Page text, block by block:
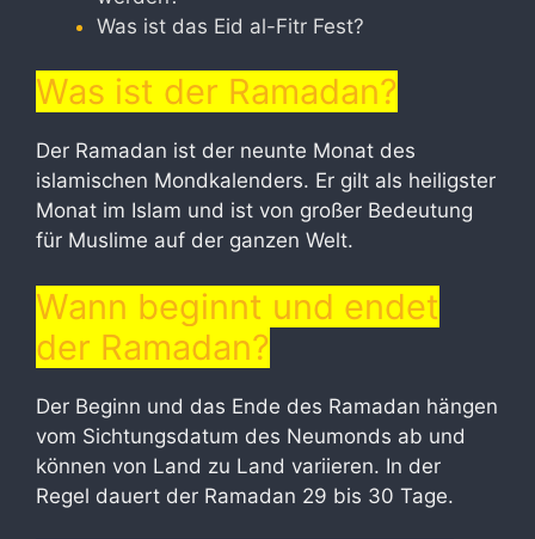
Was ist das Eid al-Fitr Fest?
Was ist der Ramadan?
Der Ramadan ist der neunte Monat des
islamischen Mondkalenders. Er gilt als heiligster
Monat im Islam und ist von großer Bedeutung
für Muslime auf der ganzen Welt.
Wann beginnt und endet
der Ramadan?
Der Beginn und das Ende des Ramadan hängen
vom Sichtungsdatum des Neumonds ab und
können von Land zu Land variieren. In der
Regel dauert der Ramadan 29 bis 30 Tage.